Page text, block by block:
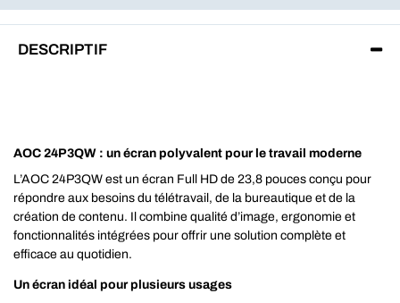
DESCRIPTIF
AOC 24P3QW : un écran polyvalent pour le travail moderne
L’AOC 24P3QW est un écran Full HD de 23,8 pouces conçu pour
répondre aux besoins du télétravail, de la bureautique et de la
création de contenu. Il combine qualité d’image, ergonomie et
fonctionnalités intégrées pour offrir une solution complète et
efficace au quotidien.
Un écran idéal pour plusieurs usages